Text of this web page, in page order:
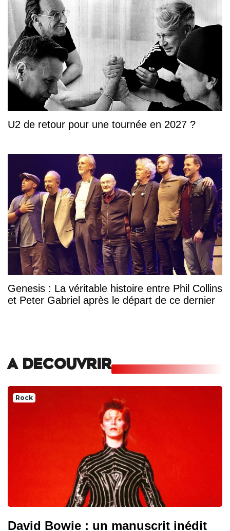
U2 de retour pour une tournée en 2027 ?
Genesis : La véritable histoire entre Phil Collins
et Peter Gabriel après le départ de ce dernier
A DECOUVRIR
Rock
David Bowie : un manuscrit inédit